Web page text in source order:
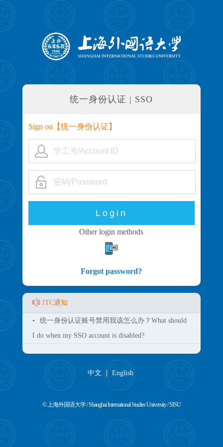
统一身份认证 | SSO
Sign on【统一身份认证 】
Other login methods
Forgot password?
ITC通知
•
统一身份认证账号禁用我该怎么办？What should
I do when my SSO account is disabled?
中文 English
© 上海外国语大学 / Shanghai International Studies University / SISU